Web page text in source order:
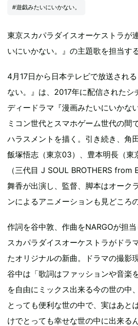
#遊戯みたいにいかない。
東京スカパラダイスオーケストラが
いにいかない。』の主題歌を担当す
4月17日から日本テレビで放送され
ない。』は、2017年に配信されたシ
ディードラマ『漫画みたいにいかな
ミコン世代とスマホゲーム世代の間
ハラスメントを描く。引き続き、角
飯塚悟志（東京03）、豊本明長（東
（三代目 J SOUL BROTHERS from
舞香が出演し、監督、脚本はオーク
ンによるアニメーションも見どころ
作詞を谷中敦、作曲をNARGOが担
スカパラダイスオーケストラがドラ
たオリジナルの新曲。ドラマの撮影
谷中は「歌詞はファッションや音楽
を自由にミックス出来る今の世の中
とっても便利な世の中で、実はあと
けでとっても幸せな世の中に出来る